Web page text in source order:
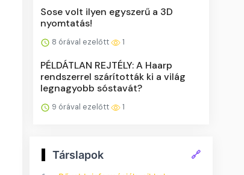
Sose volt ilyen egyszerű a 3D
nyomtatás!
8 órával ezelőtt 1
PÉLDÁTLAN REJTÉLY: A Haarp
rendszerrel szárították ki a világ
legnagyobb sóstavát?
9 órával ezelőtt 1
Társlapok 🔗